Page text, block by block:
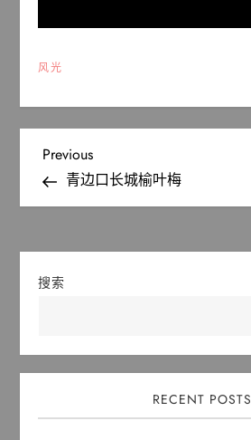
风光
文
章
导
航
Previous
Post
Previous
青边口长城榆叶梅
搜索
RECENT POSTS